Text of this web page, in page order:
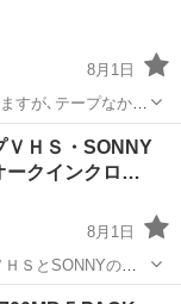
8月1日
すが､テープなかな
？。)新しく如何で
コーダー
ＶＨＳ・SONNY
ークインクロ…
8月1日
ＳとSONNYのベ
ウオークインクロー